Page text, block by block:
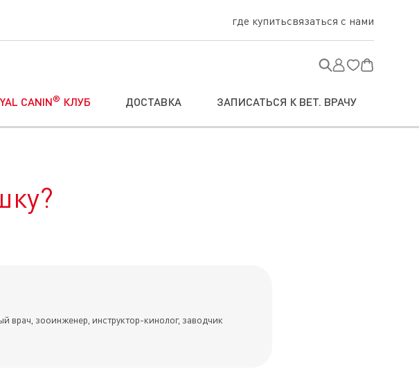
где купитьсвязаться с нами
CANIN® КЛУБ ДОСТАВКА ЗАПИСАТЬСЯ К ВЕТ. ВРАЧУ
врач, зооинженер, инструктор-кинолог, заводчик